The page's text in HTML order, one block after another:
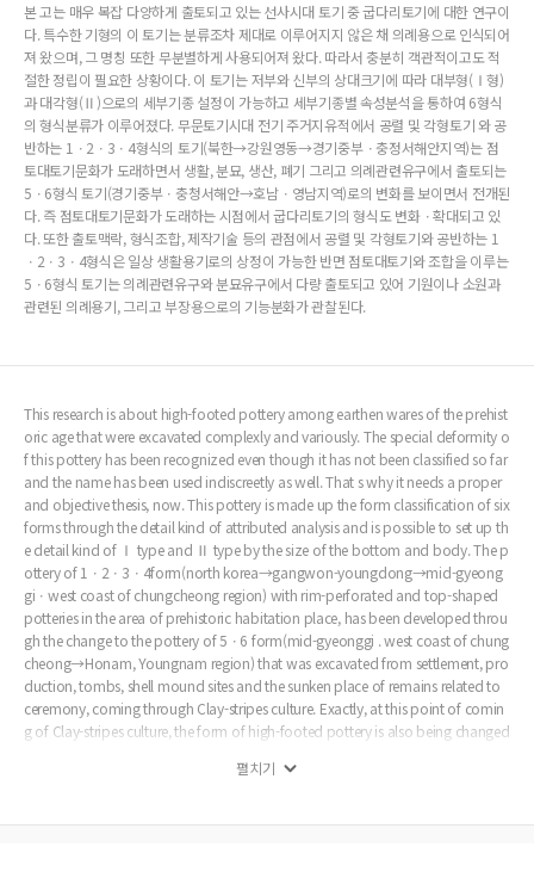
본 고는 매우 복잡 다양하게 출토되고 있는 선사시대 토기 중 굽다리토기에 대한 연구이
다. 특수한 기형의 이 토기는 분류조차 제대로 이루어지지 않은 채 의례용으로 인식되어
져 왔으며, 그 명칭 또한 무분별하게 사용되어져 왔다. 따라서 충분히 객관적이고도 적
절한 정립이 필요한 상황이다. 이 토기는 저부와 신부의 상대크기에 따라 대부형(Ⅰ형)
과 대각형(Ⅱ)으로의 세부기종 설정이 가능하고 세부기종별 속성분석을 통하여 6형식
의 형식분류가 이루어졌다. 무문토기시대 전기 주거지유적에서 공렬 및 각형토기 와 공
반하는 1ㆍ2ㆍ3ㆍ4형식의 토기(북한→강원영동→경기중부ㆍ충정서해안지역)는 점
토대토기문화가 도래하면서 생활, 분묘, 생산, 폐기 그리고 의례관련유구에서 출토되는
5ㆍ6형식 토기(경기중부ㆍ충청서해안→호남ㆍ영남지역)로의 변화를 보이면서 전개된
다. 즉 점토대토기문화가 도래하는 시점에서 굽다리토기의 형식도 변화ㆍ확대되고 있
다. 또한 출토맥락, 형식조합, 제작기술 등의 관점에서 공렬 및 각형토기와 공반하는 1
ㆍ2ㆍ3ㆍ4형식은 일상 생활용기로의 상정이 가능한 반면 점토대토기와 조합을 이루는
5ㆍ6형식 토기는 의례관련유구와 분묘유구에서 다량 출토되고 있어 기원이나 소원과
관련된 의례용기, 그리고 부장용으로의 기능분화가 관찰된다.
This research is about high-footed pottery among earthen wares of the prehist
oric age that were excavated complexly and variously. The special deformity o
f this pottery has been recognized even though it has not been classified so far
and the name has been used indiscreetly as well. That s why it needs a proper
and objective thesis, now. This pottery is made up the form classification of six
forms through the detail kind of attributed analysis and is possible to set up th
e detail kind of Ⅰ type and Ⅱ type by the size of the bottom and body. The p
ottery of 1ㆍ2ㆍ3ㆍ4form(north korea→gangwon-youngdong→mid-gyeong
giㆍwest coast of chungcheong region) with rim-perforated and top-shaped
potteries in the area of prehistoric habitation place, has been developed throu
gh the change to the pottery of 5ㆍ6 form(mid-gyeonggi . west coast of chung
cheong→Honam, Youngnam region) that was excavated from settlement, pro
duction, tombs, shell mound sites and the sunken place of remains related to
ceremony, coming through Clay-stripes culture. Exactly, at this point of comin
g of Clay-stripes culture, the form of high-footed pottery is also being changed
ifferentiation of side effects and the ceremony container related to the origin a
lation of form and manufactured skills, 1ㆍ2ㆍ3ㆍ4form is possible to be supp
펼치기